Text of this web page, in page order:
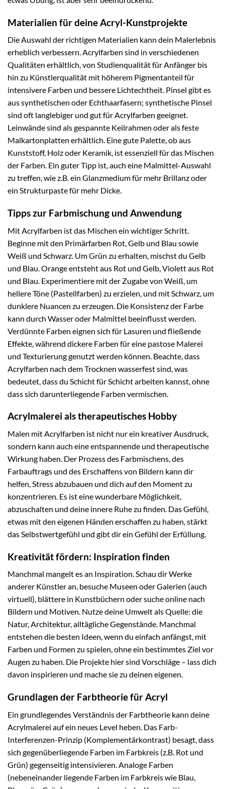
Materialien für deine Acryl-Kunstprojekte
Die Auswahl der richtigen Materialien kann dein Malerlebnis
erheblich verbessern. Acrylfarben sind in verschiedenen
Qualitäten erhältlich, von Studienqualität für Anfänger bis
hin zu Künstlerqualität mit höherem Pigmentanteil für
intensivere Farben und bessere Lichtechtheit. Pinsel gibt es
aus synthetischen oder Echthaarfasern; synthetische Pinsel
sind oft langlebiger und gut für Acrylfarben geeignet.
Leinwände sind als gespannte Keilrahmen oder als feste
Malkartonplatten erhältlich. Eine gute Palette, ob aus
Kunststoff, Holz oder Keramik, ist essenziell für das Mischen
der Farben. Ein guter Tipp ist, auch eine Malmittel-Auswahl
zu treffen, wie z.B. ein Glanzmedium für mehr Brillanz oder
ein Strukturpaste für mehr Dicke.
Tipps zur Farbmischung und Anwendung
Mit Acrylfarben ist das Mischen ein wichtiger Schritt.
Beginne mit den Primärfarben Rot, Gelb und Blau sowie
Weiß und Schwarz. Um Grün zu erhalten, mischst du Gelb
und Blau. Orange entsteht aus Rot und Gelb, Violett aus Rot
und Blau. Experimentiere mit der Zugabe von Weiß, um
hellere Töne (Pastellfarben) zu erzielen, und mit Schwarz, um
dunklere Nuancen zu erzeugen. Die Konsistenz der Farbe
kann durch Wasser oder Malmittel beeinflusst werden.
Verdünnte Farben eignen sich für Lasuren und fließende
Effekte, während dickere Farben für eine pastose Malerei
und Texturierung genutzt werden können. Beachte, dass
Acrylfarben nach dem Trocknen wasserfest sind, was
bedeutet, dass du Schicht für Schicht arbeiten kannst, ohne
dass sich darunterliegende Farben vermischen.
Acrylmalerei als therapeutisches Hobby
Malen mit Acrylfarben ist nicht nur ein kreativer Ausdruck,
sondern kann auch eine entspannende und therapeutische
Wirkung haben. Der Prozess des Farbmischens, des
Farbauftrags und des Erschaffens von Bildern kann dir
helfen, Stress abzubauen und dich auf den Moment zu
konzentrieren. Es ist eine wunderbare Möglichkeit,
abzuschalten und deine innere Ruhe zu finden. Das Gefühl,
etwas mit den eigenen Händen erschaffen zu haben, stärkt
das Selbstwertgefühl und gibt dir ein Gefühl der Erfüllung.
Kreativität fördern: Inspiration finden
Manchmal mangelt es an Inspiration. Schau dir Werke
anderer Künstler an, besuche Museen oder Galerien (auch
virtuell), blättere in Kunstbüchern oder suche online nach
Bildern und Motiven. Nutze deine Umwelt als Quelle: die
Natur, Architektur, alltägliche Gegenstände. Manchmal
entstehen die besten Ideen, wenn du einfach anfängst, mit
Farben und Formen zu spielen, ohne ein bestimmtes Ziel vor
Augen zu haben. Die Projekte hier sind Vorschläge – lass dich
davon inspirieren und mache sie zu deinen eigenen.
Grundlagen der Farbtheorie für Acryl
Ein grundlegendes Verständnis der Farbtheorie kann deine
Acrylmalerei auf ein neues Level heben. Das Farb-
Interferenzen-Prinzip (Komplementärkontrast) besagt, dass
sich gegenüberliegende Farben im Farbkreis (z.B. Rot und
Grün) gegenseitig intensivieren. Analoge Farben
(nebeneinander liegende Farben im Farbkreis wie Blau,